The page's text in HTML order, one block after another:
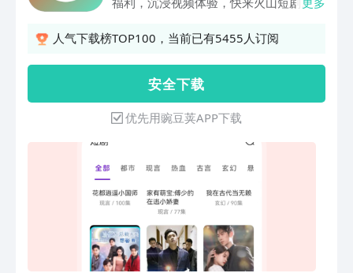
读。热门分类，都市爽文、言情穿越、玄
网优质精彩视频免费看，实时更新热门影
视； 【内容多样】都市热血、甜宠言
情、逆袭反转、重生神医、职场婚恋等全
网热播爽剧，应有尽有； 【简洁流畅】
给你带来流畅的视频体验。
人气下载榜TOP100，当前已有5455人订阅
安 全 下 载
优先用豌豆荚APP下载